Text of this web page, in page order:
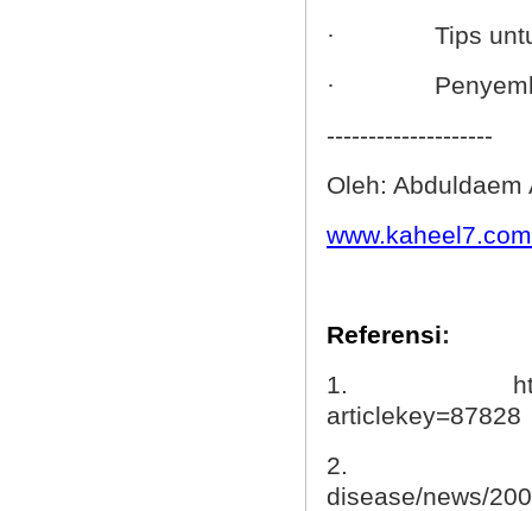
· Tips
·
--------------------
Oleh: Abduldaem
Referensi:
1.
articlekey=87828
2.
disease/news/